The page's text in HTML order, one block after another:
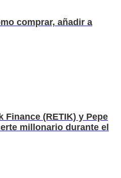
comprar, añadir a
Finance (RETIK) y Pepe
millonario durante el